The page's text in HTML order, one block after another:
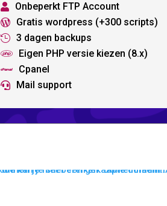
 Onbeperkt FTP Account
 Gratis wordpress (+300 scripts)
 3 dagen backups
 Eigen PHP versie kiezen (8.x)
 Cpanel
 Mail support